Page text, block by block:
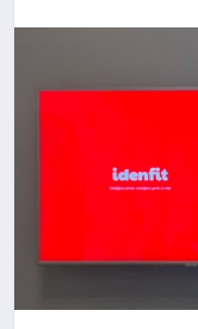
EKONOMI
EĞITIM